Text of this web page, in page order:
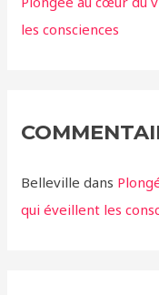
les consciences
Belleville dans
qui éveillent les